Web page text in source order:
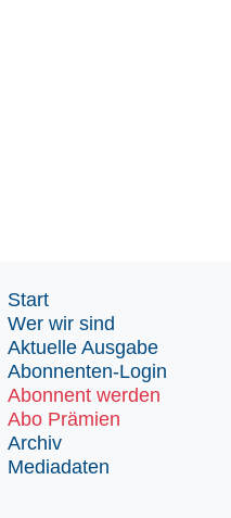
Start
Wer wir sind
Aktuelle Ausgabe
Abonnenten-Login
Abonnent werden
Abo Prämien
Archiv
Mediadaten